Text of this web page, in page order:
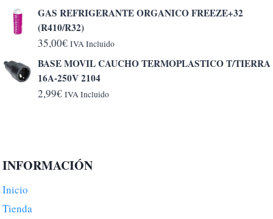
de
desde
5,20€
hasta
6,50€
GAS REFRIGERANTE ORGANICO FREEZE+32
(R410/R32)
35,00€ IVA Incluido
BASE MOVIL CAUCHO TERMOPLASTICO T/TIERRA
16A-250V 2104
2,99€ IVA Incluido
INFORMACIÓN
Inicio
Tienda